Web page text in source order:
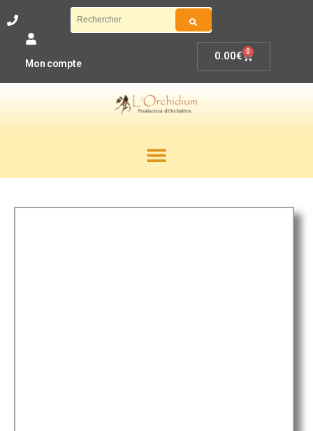
Mon compte
0.00€ 0